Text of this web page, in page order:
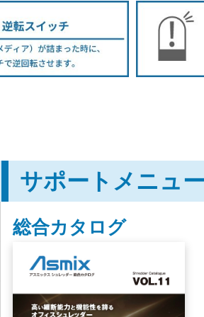
サポートメニュ
総合カタログ